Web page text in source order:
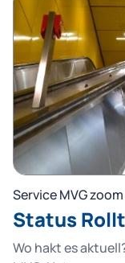
Service MVG zoom
Status
Wo hakt es